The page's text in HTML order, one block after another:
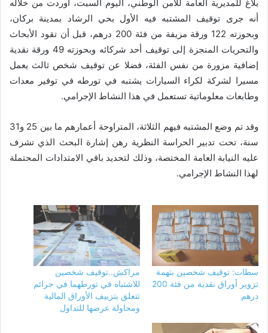
بلاغ للمديرية العامة للأمن الوطني، اليوم السبت، أوردت من خلاله
أنه جرى توقيف المشتبه فيه الأول بحي الرشاد بمدينة بركان،
وبحوزته 122 ورقة مزيفة من فئة 200 درهم، قبل أن تقود الأبحاث
والتحريات المنجزة إلى توقيف أحد شركائه وبحوزته 49 ورقة نقدية
إضافية مزورة من نفس الفئة، فضلا عن توقيف شخص ثالث يعمل
مسيرا لشركة لكراء السيارات يشتبه في تورطه في توفير معدات
وطابعات معلوماتية تستعمل في هذا النشاط الإجرامي.
وقد تم وضع المشتبه فيهم الثلاثة، المتراوحة أعمارهم ما بين 25 و31
سنة، تحت تدبير الحراسة النظرية رهن إشارة البحث الذي تشرف
عليه النيابة العامة المختصة، وذلك لتحديد باقي الامتدادات المحتملة
لهذا النشاط الإجرامي.
سطات: توقيف شخصين بتهمة
تزوير أوراق نقدية من فئة 200
درهم
مراكش..توقيف شخصين
للاشتباه في تورطهما في جرائم
تتعلق بتزييف الأوراق المالية
ومحاولة عرضها للتداول